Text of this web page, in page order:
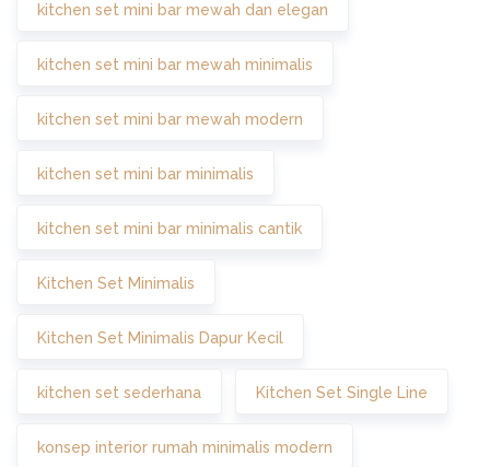
kitchen set mini bar mewah dan elegan
kitchen set mini bar mewah minimalis
kitchen set mini bar mewah modern
kitchen set mini bar minimalis
kitchen set mini bar minimalis cantik
Kitchen Set Minimalis
Kitchen Set Minimalis Dapur Kecil
kitchen set sederhana Kitchen Set Single Line
konsep interior rumah minimalis modern